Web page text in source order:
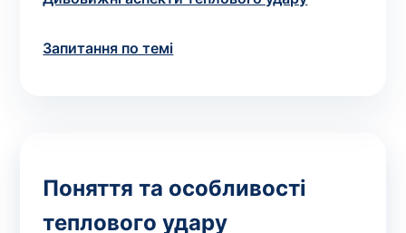
Запитання по темі
Поняття та особливості
теплового удару
Вибрати клініку
Якщо ви не знаєте, які аналізи вам необхідні,
запишіться до лікаряна консультацію .